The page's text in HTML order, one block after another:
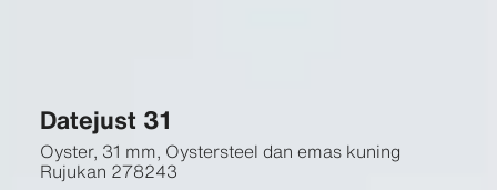
Datejust 31
Oyster, 31 mm, Oystersteel dan emas kuning
Rujukan 278243